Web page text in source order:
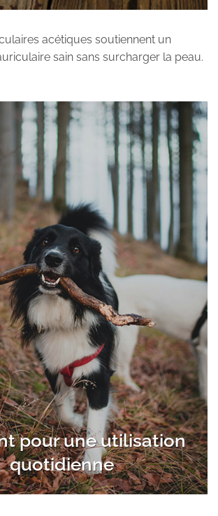
acétiques soutiennent un
sain sans surcharger la peau.
pour une utilisation
quotidienne